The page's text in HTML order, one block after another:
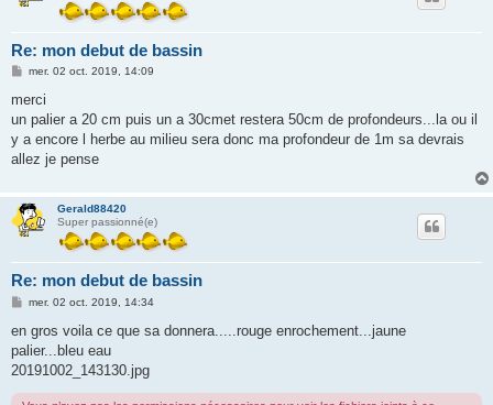
Re: mon debut de bassin
M
s
a
g
mer. 02 oct. 2019, 14:09
merci
un palier a 20 cm puis un a 30cmet restera 50cm de profondeurs...la ou il
y a encore l herbe au milieu sera donc ma profondeur de 1m sa devrais
allez je pense
Gerald88420
Super passionné(e)
Re: mon debut de bassin
M
s
a
g
mer. 02 oct. 2019, 14:34
en gros voila ce que sa donnera.....rouge enrochement...jaune
palier...bleu eau
20191002_143130.jpg